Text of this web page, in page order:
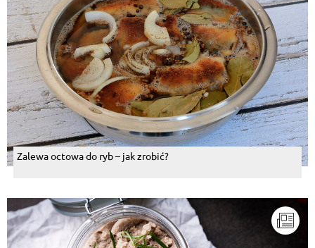
Zalewa octowa do ryb – jak zrobić?